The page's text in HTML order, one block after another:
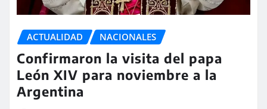
ACTUALIDAD NACIONALES
Confirmaron la visita del papa
León XIV para noviembre a la
Argentina